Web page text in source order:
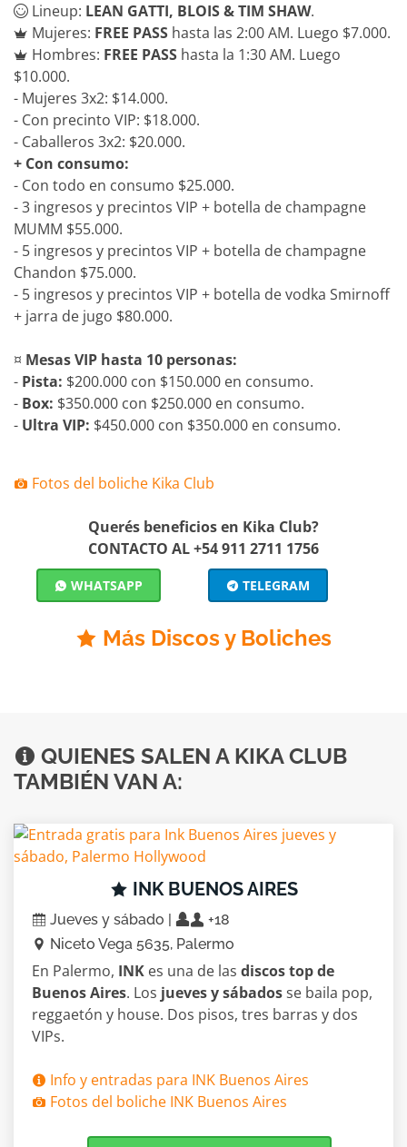
Lineup: LEAN GATTI, BLOIS & TIM SHAW.
Mujeres: FREE PASS hasta las 2:00 AM. Luego $7.000.
Hombres: FREE PASS hasta la 1:30 AM. Luego
$10.000.
- Mujeres 3x2: $14.000.
- Con precinto VIP: $18.000.
- Caballeros 3x2: $20.000.
+ Con consumo:
- Con todo en consumo $25.000.
- 3 ingresos y precintos VIP + botella de champagne
MUMM $55.000.
- 5 ingresos y precintos VIP + botella de champagne
Chandon $75.000.
- 5 ingresos y precintos VIP + botella de vodka Smirnoff
+ jarra de jugo $80.000.
¤ Mesas VIP hasta 10 personas:
- Pista: $200.000 con $150.000 en consumo.
- Box: $350.000 con $250.000 en consumo.
- Ultra VIP: $450.000 con $350.000 en consumo.
Fotos del boliche Kika Club
Querés beneficios en Kika Club?
CONTACTO AL +54 911 2711 1756
WHATSAPP TELEGRAM
Más Discos y Boliches
QUIENES SALEN A KIKA CLUB
TAMBIÉN VAN A:
INK BUENOS AIRES
Jueves y sábado |
+18
Niceto Vega 5635, Palermo
En Palermo, INK es una de las discos top de
Buenos Aires. Los jueves y sábadosse baila pop,
reggaetón y house. Dos pisos, tres barras y dos
VIPs.
Info y entradas para INK Buenos Aires
Fotos del boliche INK Buenos Aires